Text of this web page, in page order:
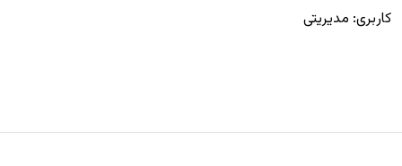
کاربری: مدیریتی